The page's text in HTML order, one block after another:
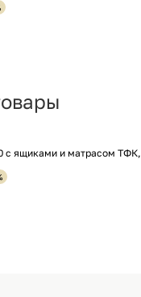
с ящиками и матрасом